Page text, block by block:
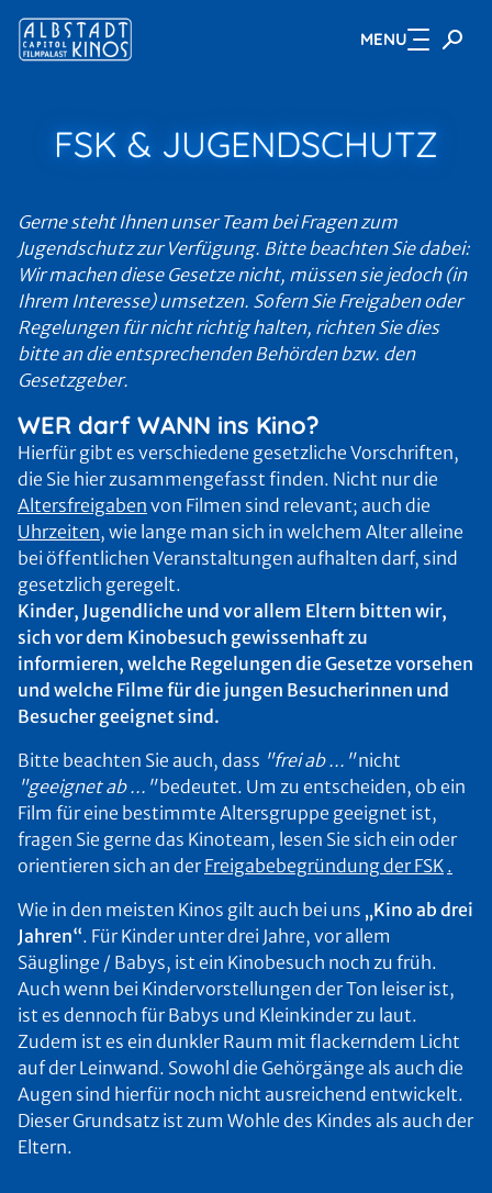
Zum Hauptinhalt springen MENU
FSK & JUGENDSCHUTZ
Gerne steht Ihnen unser Team bei Fragen zum
Jugendschutz zur Verfügung. Bitte beachten Sie dabei:
Wir machen diese Gesetze nicht, müssen sie jedoch (in
Ihrem Interesse) umsetzen. Sofern Sie Freigaben oder
Regelungen für nicht richtig halten, richten Sie dies
bitte an die entsprechenden Behörden bzw. den
Gesetzgeber.
WER darf WANN ins Kino?
Hierfür gibt es verschiedene gesetzliche Vorschriften,
die Sie hier zusammengefasst finden. Nicht nur die
Altersfreigaben von Filmen sind relevant; auch die
Uhrzeiten, wie lange man sich in welchem Alter alleine
bei öffentlichen Veranstaltungen aufhalten darf, sind
gesetzlich geregelt.
Kinder, Jugendliche und vor allem Eltern bitten wir,
sich vor dem Kinobesuch gewissenhaft zu
informieren, welche Regelungen die Gesetze vorsehen
und welche Filme für die jungen Besucherinnen und
Besucher geeignet sind.
Bitte beachten Sie auch, dass "frei ab ..."nicht
"geeignet ab ..."bedeutet. Um zu entscheiden, ob ein
Film für eine bestimmte Altersgruppe geeignet ist,
fragen Sie gerne das Kinoteam, lesen Sie sich ein oder
orientieren sich an derFreigabebegründung der FSK .
Wie in den meisten Kinos gilt auch bei uns „Kino ab drei
Jahren“. Für Kinder unter drei Jahre, vor allem
Säuglinge / Babys, ist ein Kinobesuch noch zu früh.
Auch wenn bei Kindervorstellungen der Ton leiser ist,
ist es dennoch für Babys und Kleinkinder zu laut.
Zudem ist es ein dunkler Raum mit flackerndem Licht
auf der Leinwand. Sowohl die Gehörgänge als auch die
Augen sind hierfür noch nicht ausreichend entwickelt.
Dieser Grundsatz ist zum Wohle des Kindes als auch der
Eltern.